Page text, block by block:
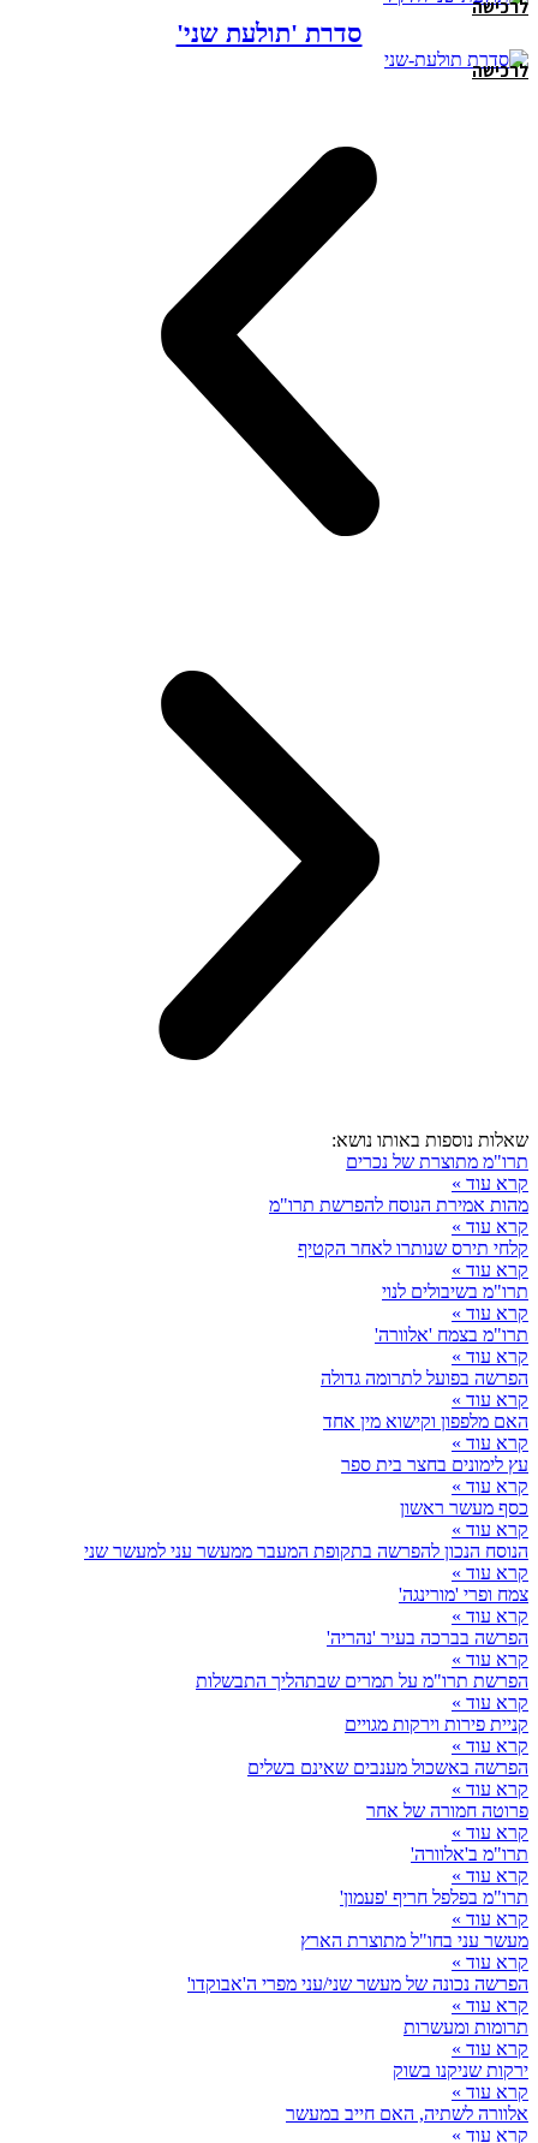
לרכישה
סדרת 'תולעת שני'
לרכישה
שאלות נוספות באותו נושא:
תרו"מ מתוצרת של נכרים
קרא עוד »
מהות אמירת הנוסח להפרשת תרו"מ
קרא עוד »
קלחי תירס שנותרו לאחר הקטיף
קרא עוד »
תרו"מ בשיבולים לנוי
קרא עוד »
תרו"מ בצמח 'אלוורה'
קרא עוד »
הפרשה בפועל לתרומה גדולה
קרא עוד »
האם מלפפון וקישוא מין אחד
קרא עוד »
עץ לימונים בחצר בית ספר
קרא עוד »
כסף מעשר ראשון
קרא עוד »
הנוסח הנכון להפרשה בתקופת המעבר ממעשר עני למעשר שני
קרא עוד »
צמח ופרי 'מורינגה'
קרא עוד »
הפרשה בברכה בעיר 'נהריה'
קרא עוד »
הפרשת תרו"מ על תמרים שבתהליך התבשלות
קרא עוד »
קניית פירות וירקות מגויים
קרא עוד »
הפרשה באשכול מענבים שאינם בשלים
קרא עוד »
פרוטה חמורה של אחר
קרא עוד »
תרו"מ ב'אלוורה'
קרא עוד »
תרו"מ בפלפל חריף 'פעמון'
קרא עוד »
מעשר עני בחו"ל מתוצרת הארץ
קרא עוד »
הפרשה נכונה של מעשר שני/עני מפרי ה'אבוקדו'
קרא עוד »
תרומות ומעשרות
קרא עוד »
ירקות שניקנו בשוק
קרא עוד »
אלוורה לשתיה, האם חייב במעשר
קרא עוד »